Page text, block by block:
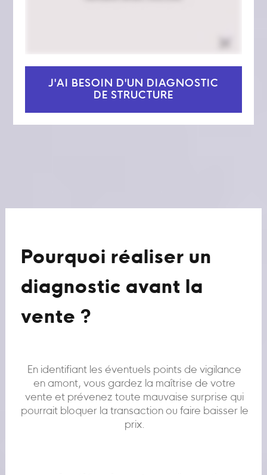
J'AI BESOIN D'UN DIAGNOSTIC
DE STRUCTURE
Pourquoi réaliser un
diagnostic avant la
vente ?
En identifiant les éventuels points de vigilance
en amont, vous gardez la maîtrise de votre
vente et prévenez toute mauvaise surprise qui
pourrait bloquer la transaction ou faire baisser le
prix.